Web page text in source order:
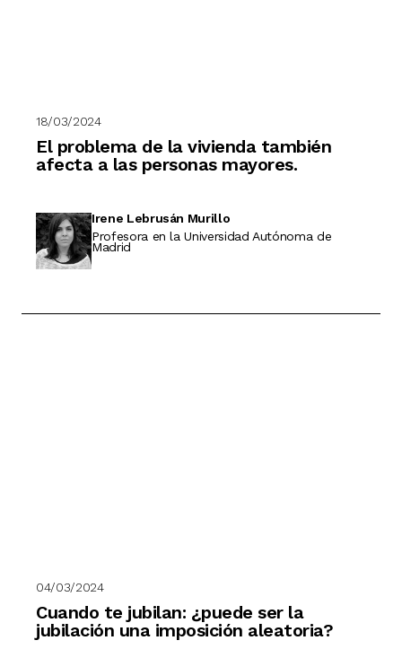
18/03/2024
El problema de la vivienda también
afecta a las personas mayores.
Irene Lebrusán Murillo
Profesora en la Universidad Autónoma de
Madrid
04/03/2024
Cuando te jubilan: ¿puede ser la
jubilación una imposición aleatoria?